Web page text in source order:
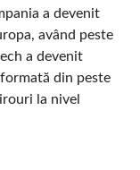
a devenit
având peste
a devenit
din peste
la nivel